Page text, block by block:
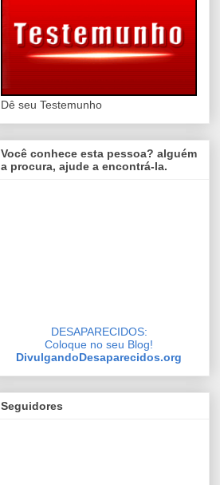
Dê seu Testemunho
Você conhece esta pessoa? alguém
a procura, ajude a encontrá-la.
DESAPARECIDOS:
Coloque no seu Blog!
DivulgandoDesaparecidos.org
Seguidores